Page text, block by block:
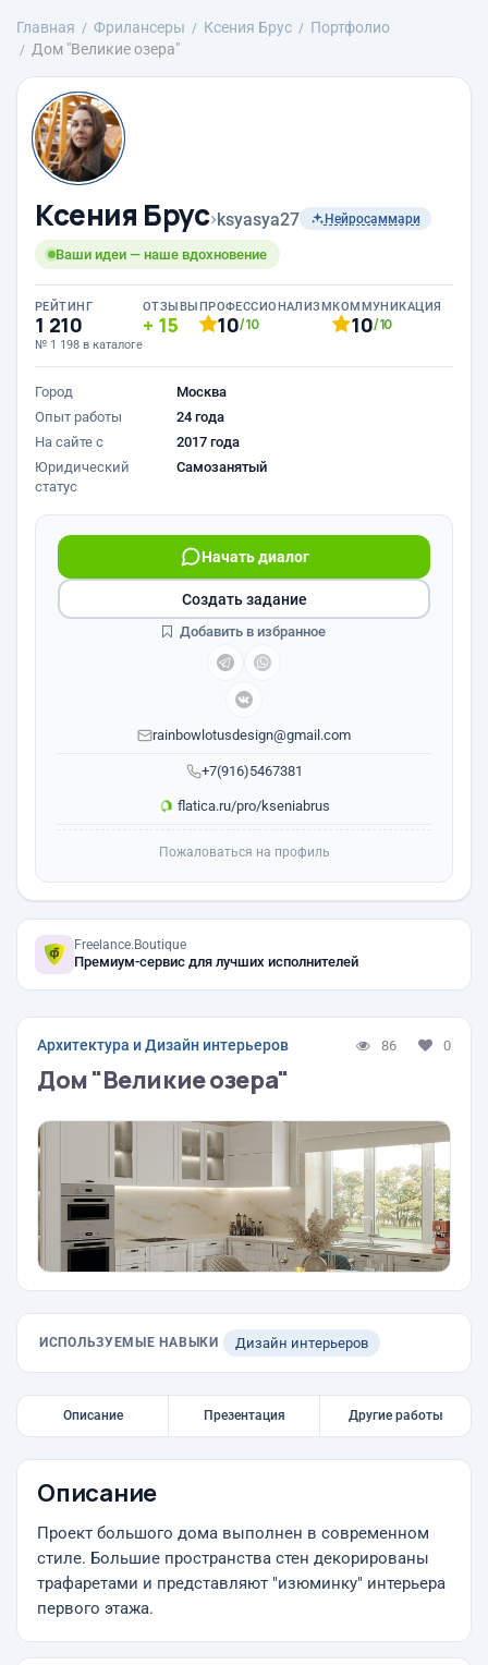
Главная Фрилансеры Ксения Брус
Портфолио
Дом "Великие озера"
Ксения Брус›ksyasya27 Нейросаммари
Ваши идеи — наше вдохновение
РЕЙТИНГ
1 210
№ 1 198 в каталоге
ОТЗЫВЫ
15
ПРОФЕССИОНАЛИЗМ
10/10
КОММУНИКАЦИЯ
10/10
Город
Москва
Опыт работы
24 года
На сайте с
2017 года
Юридический
статус
Самозанятый
+7(916)5467381
Начать диалог
rainbowlotusdesign@gmail.com
flatica.ru/pro/kseniabrus
Создать задание
Добавить в избранное
Пожаловаться на профиль
Freelance.Boutique
Премиум-сервис для лучших исполнителей
Архитектура и Дизайн интерьеров 86 0
Дом "Великие озера"
ИСПОЛЬЗУЕМЫЕ НАВЫКИ Дизайн интерьеров
Описание Презентация Другие работы
Описание
Проект большого дома выполнен в современном
стиле. Большие пространства стен декорированы
трафаретами и представляют "изюминку" интерьера
первого этажа.